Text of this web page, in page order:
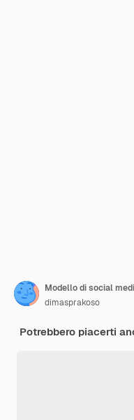
dimasprakoso
Potrebbero piacerti